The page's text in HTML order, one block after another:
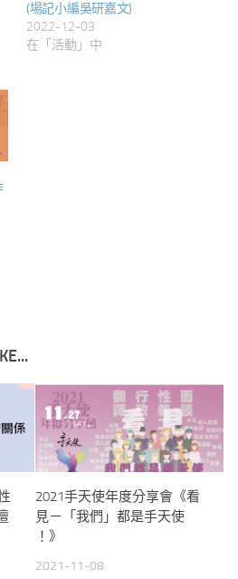
(場記小編吳研嘉文)
2022-12-03
在「活動」中
2021手天使年度分享會《看
見­－「我們」都是手天使
！》
2021-11-08